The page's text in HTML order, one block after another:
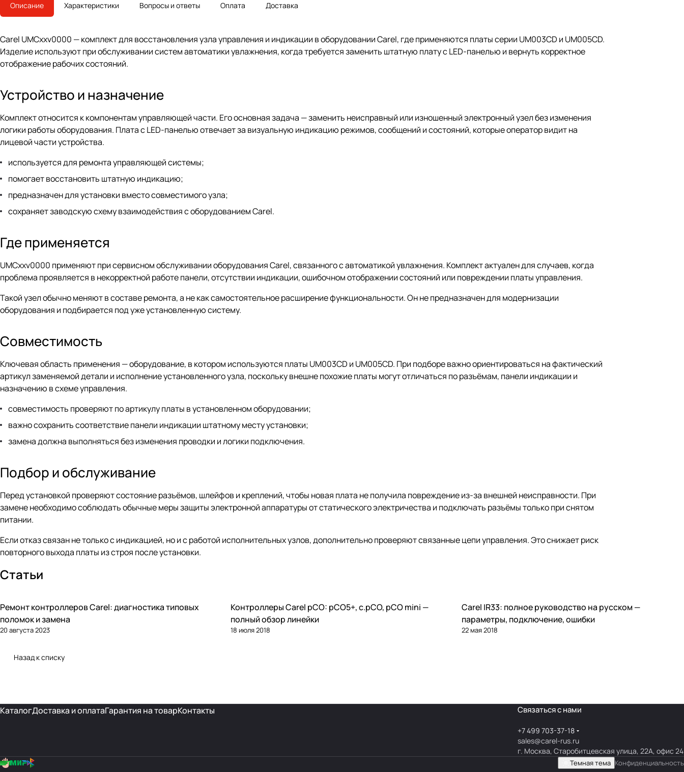
Описание Характеристики Вопросы и ответы Оплата Доставка
Carel UMCxxv0000 — комплект для восстановления узла управления и индикации в оборудовании Carel, где применяются платы серии UM003CD и UM005CD.
Изделие используют при обслуживании систем автоматики увлажнения, когда требуется заменить штатную плату с LED-панелью и вернуть корректное
отображение рабочих состояний.
Устройство и назначение
Комплект относится к компонентам управляющей части. Его основная задача — заменить неисправный или изношенный электронный узел без изменения
логики работы оборудования. Плата с LED-панелью отвечает за визуальную индикацию режимов, сообщений и состояний, которые оператор видит на
лицевой части устройства.
используется для ремонта управляющей системы;
помогает восстановить штатную индикацию;
предназначен для установки вместо совместимого узла;
сохраняет заводскую схему взаимодействия с оборудованием Carel.
Где применяется
UMCxxv0000 применяют при сервисном обслуживании оборудования Carel, связанного с автоматикой увлажнения. Комплект актуален для случаев, когда
проблема проявляется в некорректной работе панели, отсутствии индикации, ошибочном отображении состояний или повреждении платы управления.
Такой узел обычно меняют в составе ремонта, а не как самостоятельное расширение функциональности. Он не предназначен для модернизации
оборудования и подбирается под уже установленную систему.
Совместимость
Ключевая область применения — оборудование, в котором используются платы UM003CD и UM005CD. При подборе важно ориентироваться на фактический
артикул заменяемой детали и исполнение установленного узла, поскольку внешне похожие платы могут отличаться по разъёмам, панели индикации и
назначению в схеме управления.
совместимость проверяют по артикулу платы в установленном оборудовании;
важно сохранить соответствие панели индикации штатному месту установки;
замена должна выполняться без изменения проводки и логики подключения.
Подбор и обслуживание
Перед установкой проверяют состояние разъёмов, шлейфов и креплений, чтобы новая плата не получила повреждение из-за внешней неисправности. При
замене необходимо соблюдать обычные меры защиты электронной аппаратуры от статического электричества и подключать разъёмы только при снятом
питании.
Если отказ связан не только с индикацией, но и с работой исполнительных узлов, дополнительно проверяют связанные цепи управления. Это снижает риск
повторного выхода платы из строя после установки.
Статьи
Автоматика и контроллеры
Ремонт контроллеров Carel: диагностика типовых
поломок и замена
20 августа 2023
Автоматика и контроллеры
Контроллеры Carel pCO: pCO5+, c.pCO, pCO mini —
полный обзор линейки
18 июля 2018
Автоматика и контроллеры
Carel IR33: полное руководство на русском —
параметры, подключение, ошибки
22 мая 2018
Назад к списку
КаталогДоставка и оплатаГарантия на товарКонтакты Связаться с нами
+7 499 703-37-18
sales@carel-rus.ru
г. Москва, Старобитцевская улица, 22А, офис 24
Темная тема Конфиденциальность